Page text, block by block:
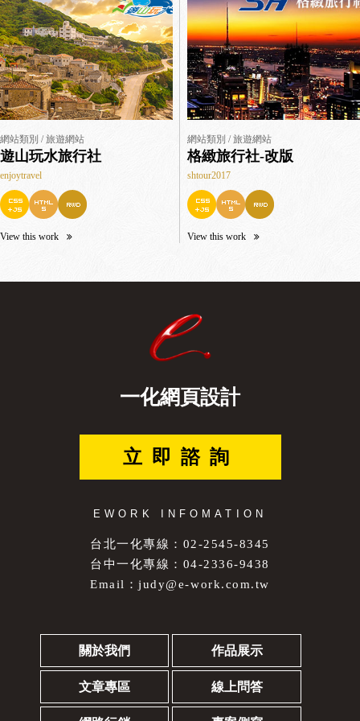
網站類別 / 旅遊網站
遊山玩水旅行社
enjoytravel
View this work
網站類別 / 旅遊網站
格緻旅行社-改版
shtour2017
View this work
一化網頁設計
立即諮詢
EWORK INFOMATION
台北一化專線：02-2545-8345
台中一化專線：04-2336-9438
Email：judy@e-work.com.tw
關於我們 作品展示
文章專區 線上問答